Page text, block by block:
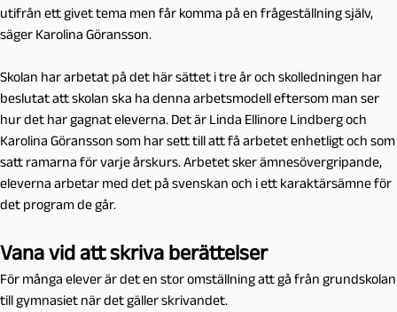
utifrån ett givet tema men får komma på en frågeställning själv,
säger Karolina Göransson.
Skolan har arbetat på det här sättet i tre år och skolledningen har
beslutat att skolan ska ha denna arbetsmodell eftersom man ser
hur det har gagnat eleverna. Det är Linda Ellinore Lindberg och
Karolina Göransson som har sett till att få arbetet enhetligt och som
satt ramarna för varje årskurs. Arbetet sker ämnesövergripande,
eleverna arbetar med det på svenskan och i ett karaktärsämne för
det program de går.
Vana vid att skriva berättelser
För många elever är det en stor omställning att gå från grundskolan
till gymnasiet när det gäller skrivandet.